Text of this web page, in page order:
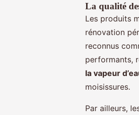
La qualité
Les produits
rénovation
reconnus
performants,
la vapeur
moisissures.
Par ailleurs,